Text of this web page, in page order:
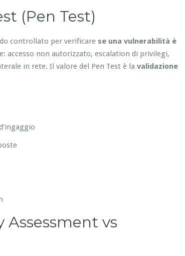
(Pen Test)
controllato per verificare se una vulnerabilità è
accesso non autorizzato, escalation di privilegi,
in rete. Il valore del Pen Test è la validazione
vs